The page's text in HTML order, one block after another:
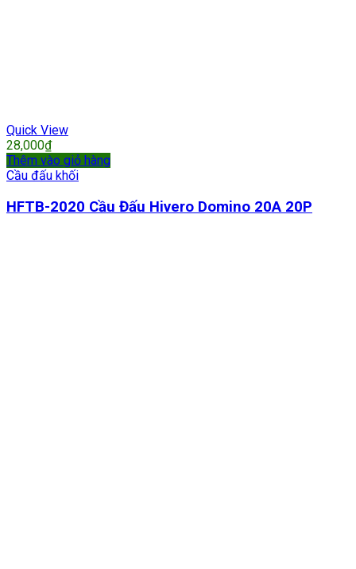
Quick View
28,000₫
Thêm vào giỏ hàng
Cầu đấu khối
HFTB-2020 Cầu Đấu Hivero Domino 20A 20P